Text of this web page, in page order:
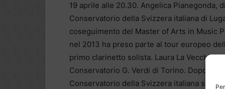
19 aprile alle 20.30. Angelica Pianegonda,
Conservatorio della Svizzera italiana di
coseguimento del Master of Arts in Music
nel 2013 ha preso parte al tour europeo
primo clarinetto solista. Laura La Vecchia
Conservatorio G. Verdi di Torino. Dopo
Conservatorio della Svizzera italiana sotto